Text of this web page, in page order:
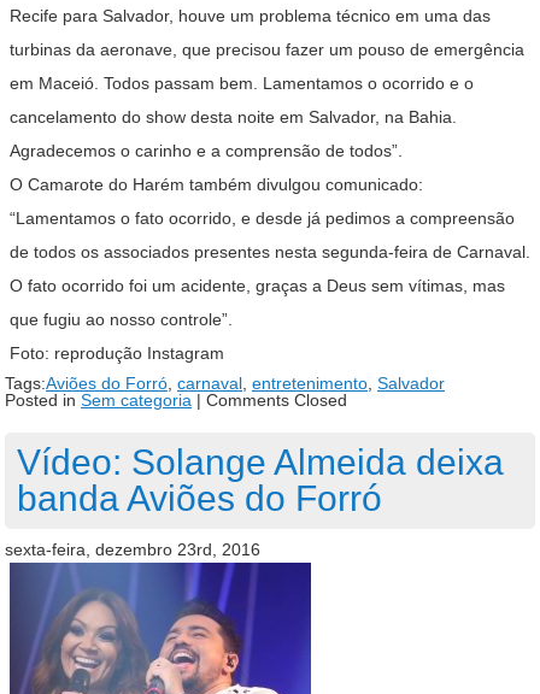
Recife para Salvador, houve um problema técnico em uma das
turbinas da aeronave, que precisou fazer um pouso de emergência
em Maceió. Todos passam bem. Lamentamos o ocorrido e o
cancelamento do show desta noite em Salvador, na Bahia.
Agradecemos o carinho e a comprensão de todos”.
O Camarote do Harém também divulgou comunicado:
“Lamentamos o fato ocorrido, e desde já pedimos a compreensão
de todos os associados presentes nesta segunda-feira de Carnaval.
O fato ocorrido foi um acidente, graças a Deus sem vítimas, mas
que fugiu ao nosso controle”.
Foto: reprodução Instagram
Tags:Aviões do Forró, carnaval, entretenimento, Salvador
Posted in Sem categoria | Comments Closed
Vídeo: Solange Almeida deixa
banda Aviões do Forró
sexta-feira, dezembro 23rd, 2016